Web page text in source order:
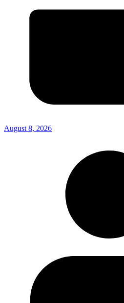
August 8, 2026